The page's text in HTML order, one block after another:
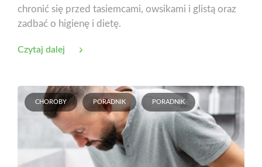
chronić się przed tasiemcami, owsikami i glistą oraz
zadbać o higienę i dietę.
Czytaj dalej
CHOROBY PORADNIK PORADNIK